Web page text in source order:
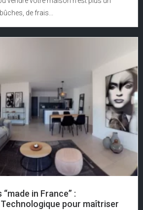
de frais...
in France” :
Technologique pour maîtriser